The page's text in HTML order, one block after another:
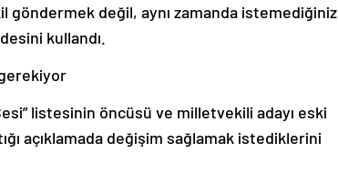
göndermek değil, aynı zamanda istemediğiniz
kullandı.
listesinin öncüsü ve milletvekili adayı eski
açıklamada değişim sağlamak istediklerini